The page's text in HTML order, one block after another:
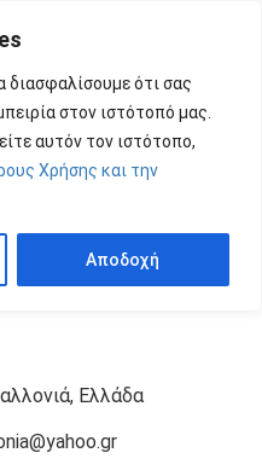
διασφαλίσουμε ότι σας
στον ιστότοπό μας.
αυτόν τον ιστότοπο,
Χρήσης και την
Αποδοχή
και το
, το αποτέλεσμα είναι
Ελλάδα